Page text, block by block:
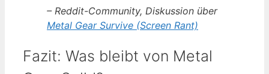
– Reddit-Community, Diskussion über
Metal Gear Survive (Screen Rant)
Fazit: Was bleibt von Metal